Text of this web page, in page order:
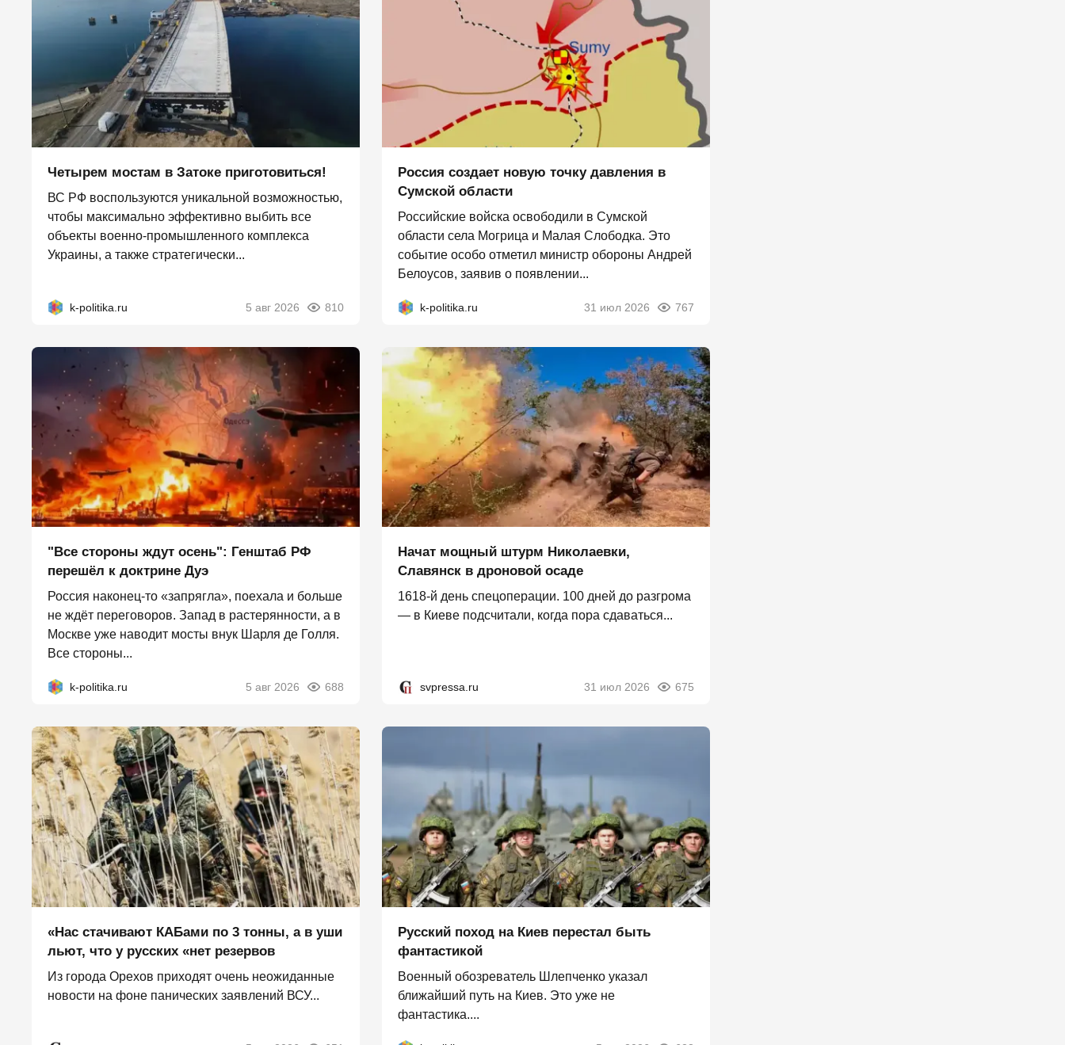
Четырем мостам в Затоке приготовиться!
ВС РФ воспользуются уникальной возможностью,
чтобы максимально эффективно выбить все
объекты военно-промышленного комплекса
Украины, а также стратегически...
k-politika.ru 5 авг 2026 810
Россия создает новую точку давления в
Сумской области
Российские войска освободили в Сумской
области села Могрица и Малая Слободка. Это
событие особо отметил министр обороны Андрей
Белоусов, заявив о появлении...
k-politika.ru 31 июл 2026 767
"Все стороны ждут осень": Генштаб РФ
перешёл к доктрине Дуэ
Россия наконец-то «запрягла», поехала и больше
не ждёт переговоров. Запад в растерянности, а в
Москве уже наводит мосты внук Шарля де Голля.
Все стороны...
k-politika.ru 5 авг 2026 688
Начат мощный штурм Николаевки,
Славянск в дроновой осаде
1618-й день спецоперации. 100 дней до разгрома
— в Киеве подсчитали, когда пора сдаваться...
svpressa.ru 31 июл 2026 675
«Нас стачивают КАБами по 3 тонны, а в уши
льют, что у русских «нет резервов
Из города Орехов приходят очень неожиданные
новости на фоне панических заявлений ВСУ...
Русский поход на Киев перестал быть
фантастикой
Военный обозреватель Шлепченко указал
ближайший путь на Киев. Это уже не
фантастика....